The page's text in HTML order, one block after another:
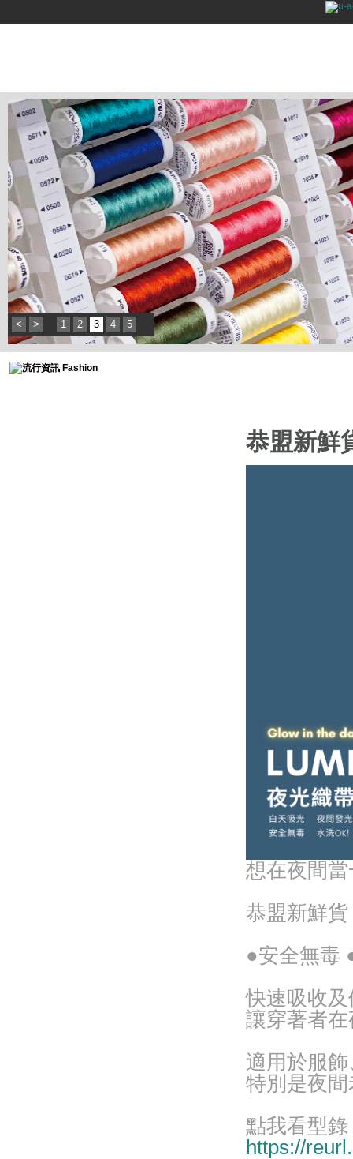
< > 1 2 3 4 5
恭盟新鮮
想在夜間
恭盟新鮮
●安全無毒
快速吸收
讓穿著者
適用於服
特別是夜
點我看型錄
https://